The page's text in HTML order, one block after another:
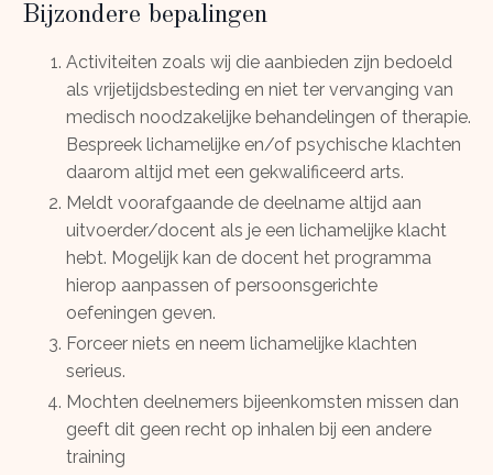
Bijzondere bepalingen
Activiteiten zoals wij die aanbieden zijn bedoeld
als vrijetijdsbesteding en niet ter vervanging van
medisch noodzakelijke behandelingen of therapie.
Bespreek lichamelijke en/of psychische klachten
daarom altijd met een gekwalificeerd arts.
Meldt voorafgaande de deelname altijd aan
uitvoerder/docent als je een lichamelijke klacht
hebt. Mogelijk kan de docent het programma
hierop aanpassen of persoonsgerichte
oefeningen geven.
Forceer niets en neem lichamelijke klachten
serieus.
Mochten deelnemers bijeenkomsten missen dan
geeft dit geen recht op inhalen bij een andere
training